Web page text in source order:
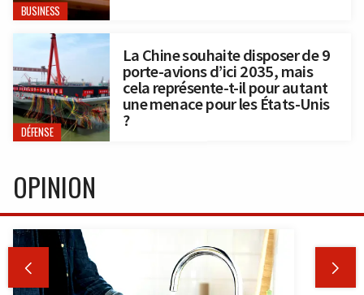
BUSINESS
DÉFENSE
La Chine souhaite disposer de 9
porte-avions d’ici 2035, mais
cela représente-t-il pour autant
une menace pour les États-Unis
?
OPINION
 